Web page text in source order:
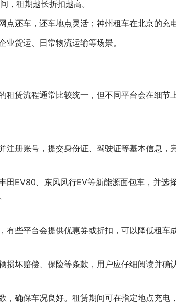
，租期越长折扣越高。
点还车，还车地点灵活；神州租车在北京的充
业货运、日常物流运输等场景。
租赁流程通常比较统一，但不同平台会在细节
注册账号，提交身份证、驾驶证等基本信息，
田EV80、东风风行EV等新能源面包车，并选
有些平台会提供优惠券或折扣，可以降低租车成
损坏赔偿、保险等条款，用户应仔细阅读并确认
，确保车况良好。租赁期间可在指定地点充电